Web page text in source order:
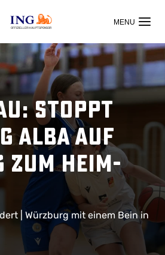
OFFIZIELLER HAUPTSPONSOR
Stoppt
ALBA auf
zum Heim-
| Würzburg mit einem Bein in